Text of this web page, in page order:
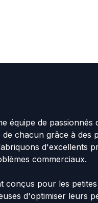
équipe de passionnés
chacun grâce à des
d'excellents
commerciaux.
conçus pour les
d'optimiser leurs